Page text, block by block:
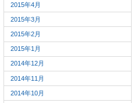
2015年4月
2015年3月
2015年2月
2015年1月
2014年12月
2014年11月
2014年10月